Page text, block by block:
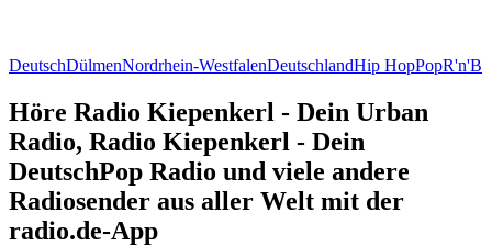
DeutschDülmenNordrhein-WestfalenDeutschlandHip HopPopR'n'B
Höre Radio Kiepenkerl - Dein Urban
Radio, Radio Kiepenkerl - Dein
DeutschPop Radio und viele andere
Radiosender aus aller Welt mit der
radio.de-App